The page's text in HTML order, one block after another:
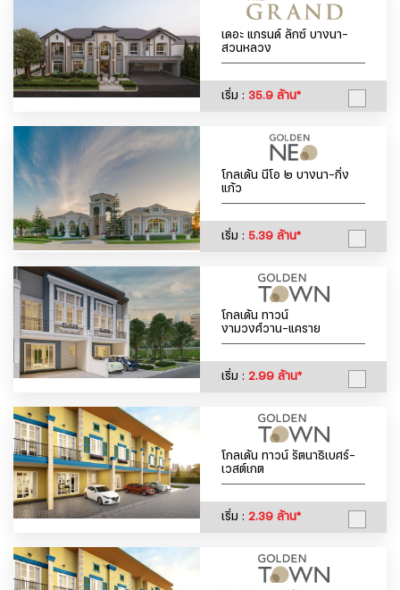
เดอะ แกรนด์ ลักซ์ บางนา-
สวนหลวง
เริ่ม : 35.9 ล้าน*
โกลเด้น นีโอ ๒ บางนา-กิ่ง
แก้ว
เริ่ม : 5.39 ล้าน*
โกลเด้น ทาวน์
งามวงศ์วาน-แคราย
เริ่ม : 2.99 ล้าน*
โกลเด้น ทาวน์ รัตนาธิเบศร์-
เวสต์เกต
เริ่ม : 2.39 ล้าน*